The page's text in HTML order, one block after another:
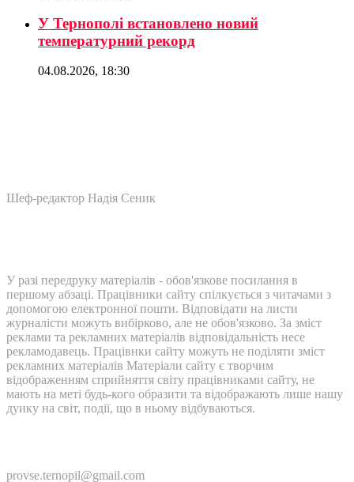
У Тернополі встановлено новий
температурний рекорд
04.08.2026, 18:30
Шеф-редактор Надія Сеник
У разі передруку матеріалів - обов'язкове посилання в
першому абзаці. Працівники сайту спілкується з читачами з
допомогою електронної пошти. Відповідати на листи
журналісти можуть вибірково, але не обов'язково. За зміст
реклами та рекламних матеріалів відповідальність несе
рекламодавець. Працівнки сайту можуть не поділяти зміст
рекламних матеріалів Матеріали сайту є творчим
відображенням сприйняття світу працівниками сайту, не
мають на меті будь-кого образити та відображають лише нашу
дуику на світ, події, що в ньому відбуваються.
provse.ternopil@gmail.com